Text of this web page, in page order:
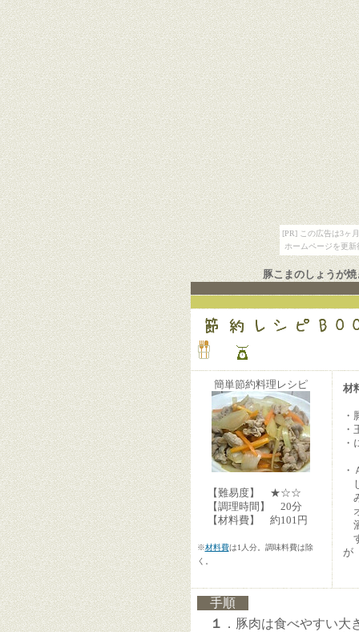
[PR] この広告は3ヶ
ホームページを更
豚こまのしょうが
簡単節約料理レシピ
【難易度】 ★☆☆
【調理時間】 20分
【材料費】 約101円
※材料費は1人分。調味料費は除
く。
材
・
・
・
・
が
手順
１ ．豚肉は食べやすい